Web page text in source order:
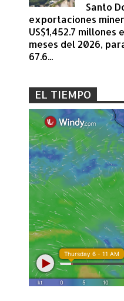
Santo
exportaciones
US$1,452.7 millones
meses del 2026,
67.6...
EL TIEMPO